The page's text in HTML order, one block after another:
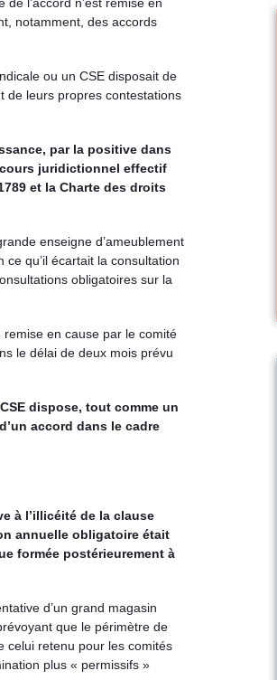
notamment, des accords
ou un CSE disposait de
de leurs propres contestations
par la positive dans
juridictionnel effectif
et la Charte des droits
enseigne d’ameublement
ce qu’il écartait la consultation
obligatoires sur la
en cause par le comité
le délai de deux mois prévu
dispose, tout comme un
accord dans le cadre
à l’illicéité de la clause
annuelle obligatoire était
formée postérieurement à
d’un grand magasin
que le périmètre de
celui retenu pour les comités
plus « permissifs »